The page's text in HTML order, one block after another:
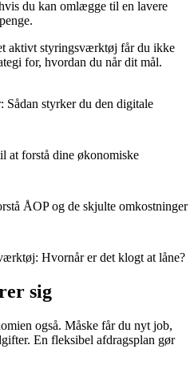
du kan omlægge til en lavere
aktivt styringsværktøj får du ikke
for, hvordan du når dit mål.
Sådan styrker du den digitale
at forstå dine økonomiske
ÅOP og de skjulte omkostninger
Hvornår er det klogt at låne?
sig
også. Måske får du nyt job,
En fleksibel afdragsplan gør